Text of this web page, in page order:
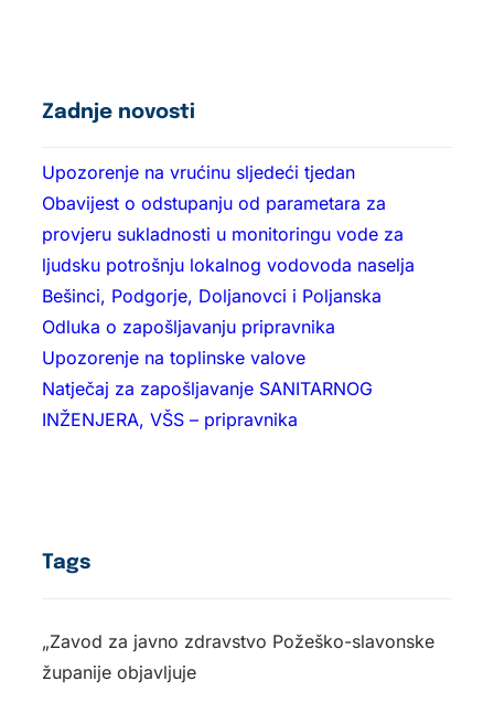
Zadnje novosti
Upozorenje na vrućinu sljedeći tjedan
Obavijest o odstupanju od parametara za
provjeru sukladnosti u monitoringu vode za
ljudsku potrošnju lokalnog vodovoda naselja
Bešinci, Podgorje, Doljanovci i Poljanska
Odluka o zapošljavanju pripravnika
Upozorenje na toplinske valove
Natječaj za zapošljavanje SANITARNOG
INŽENJERA, VŠS – pripravnika
Tags
„Zavod za javno zdravstvo Požeško-slavonske
županije objavljuje